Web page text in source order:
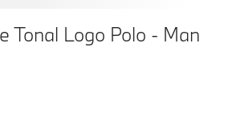
Tonal Logo Polo - Man